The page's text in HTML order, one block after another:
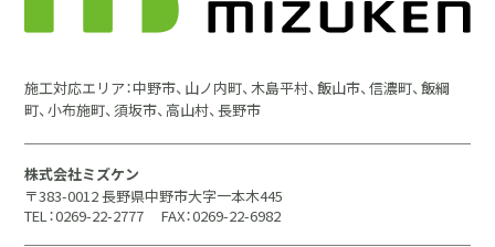
施工対応エリア：中野市、山ノ内町、木島平村、飯山市、信濃町、飯綱
町、小布施町、須坂市、高山村、長野市
株式会社ミズケン
〒383-0012 長野県中野市大字一本木445
TEL：0269-22-2777
FAX：0269-22-6982